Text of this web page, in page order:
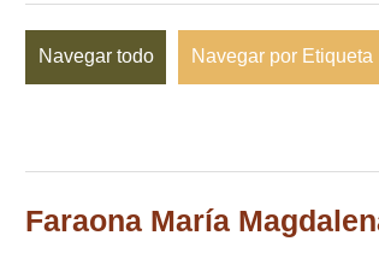
Navegar todo Navegar por Etiqueta
Faraona María